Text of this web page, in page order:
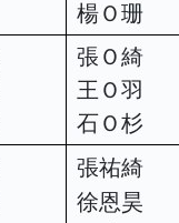
楊Ｏ珊
張Ｏ綺
王Ｏ羽
石Ｏ杉
張祐綺
徐恩昊